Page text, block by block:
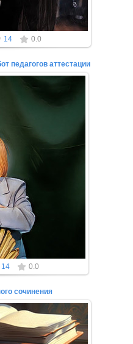
14 0.0
педагогов аттестации
сайты для публикации
то вы нашли то,
14 0.0
сочинения
в Международном
Всероссийский
проводи...